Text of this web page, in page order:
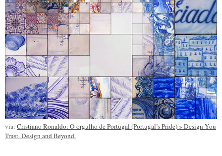
via: Cristiano Ronaldo: O orgulho de Portugal (Portugal’s Pride) » Design You
Trust. Design and Beyond.